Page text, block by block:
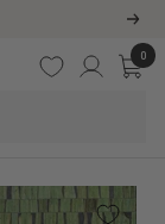
0